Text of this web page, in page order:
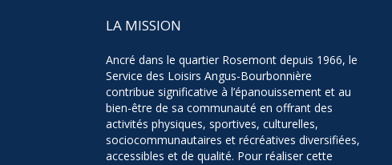
LA MISSION
Ancré dans le quartier Rosemont depuis 1966, le
Service des Loisirs Angus-Bourbonnière
contribue significative à l’épanouissement et au
bien-être de sa communauté en offrant des
activités physiques, sportives, culturelles,
sociocommunautaires et récréatives diversifiées,
accessibles et de qualité. Pour réaliser cette